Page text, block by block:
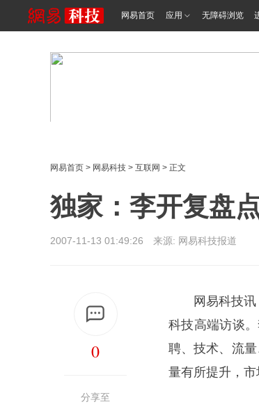
网易首页 应用 无障碍浏览
网易首页 > 网易科技 > 互联网 > 正文
独家：李开复盘
2007-11-13 01:49:26 来源: 网易科技报道
0
分享至
网易科技
科技高端访谈
聘、技术、流
量有所提升，